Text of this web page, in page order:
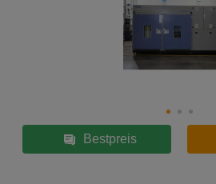
Bestpreis